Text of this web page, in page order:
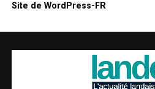
Site de WordPress-FR